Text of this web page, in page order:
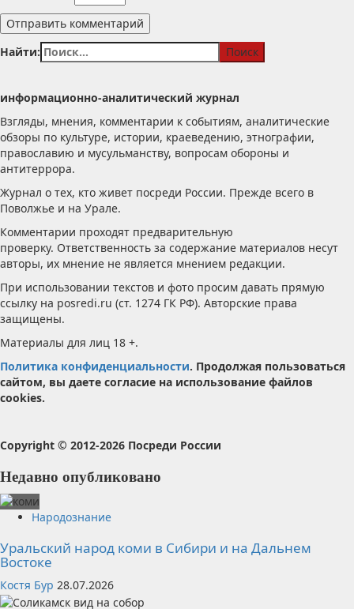
Найти:
информационно-аналитический журнал
Взгляды, мнения, комментарии к событиям, аналитические
обзоры по культуре, истории, краеведению, этнографии,
православию и мусульманству, вопросам обороны и
антитеррора.
Журнал о тех, кто живет посреди России. Прежде всего в
Поволжье и на Урале.
Комментарии проходят предварительную
проверку. Ответственность за содержание материалов несут
авторы, их мнение не является мнением редакции.
При использовании текстов и фото просим давать прямую
ссылку на posredi.ru (ст. 1274 ГК РФ). Авторские права
защищены.
Материалы для лиц 18 +.
Политика конфиденциальности. Продолжая пользоваться
сайтом, вы даете согласие на использование файлов
cookies.
Copyright © 2012-2026 Посреди России
Недавно опубликовано
Народознание
Уральский народ коми в Сибири и на Дальнем
Востоке
Костя Бур 28.07.2026